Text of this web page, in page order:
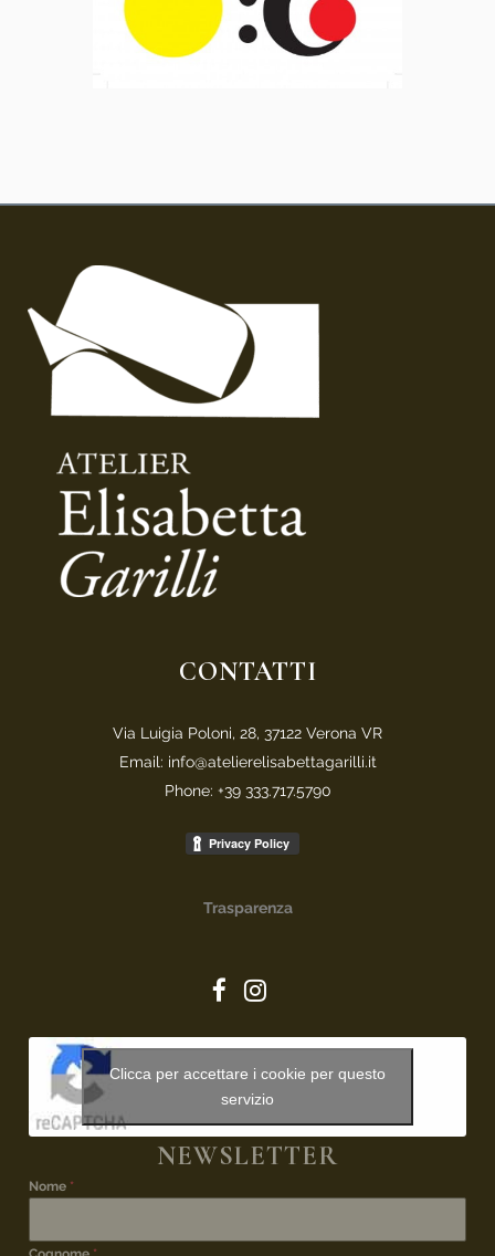
CONTATTI
Via Luigia Poloni, 28, 37122 Verona VR
Email: info@atelierelisabettagarilli.it
Phone: +39 333.717.5790
Trasparenza
Clicca per accettare i cookie per questo
servizio
NEWSLETTER
Nome *